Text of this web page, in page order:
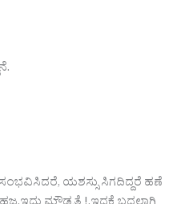
ಯಶಸ್ಸು ಸಿಗದಿದ್ದರೆ ಹಣೆ